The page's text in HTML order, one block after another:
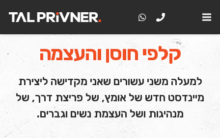
קלפי חוסן והעצמה
למעלה משני עשורים שאני מקדישה ליצירת
מיינדסט חדש של אומץ, של פריצת דרך, של
מנהיגות ושל העצמת נשים וגברים.